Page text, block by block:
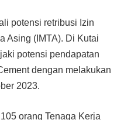
potensi re­tribusi Izin
Asing (IMTA). Di Kutai
potensi pendapatan
dengan melakukan
2023.
orang Tenaga Kerja